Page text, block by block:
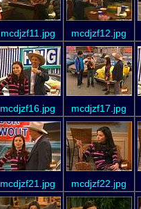
mcdjzf11.jpg mcdjzf12.jpg
mcdjzf16.jpg mcdjzf17.jpg
mcdjzf21.jpg mcdjzf22.jpg